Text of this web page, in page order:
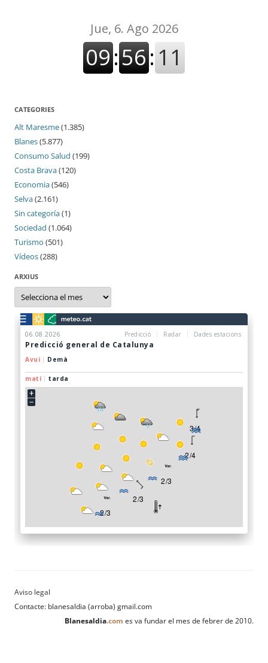
CATEGORIES
Alt Maresme(1.385)
Blanes(5.877)
Consumo Salud (199)
Costa Brava(120)
Economia(546)
Selva(2.161)
Sin categoría(1)
Sociedad (1.064)
Turismo (501)
Vídeos(288)
ARXIUS
Arxius
Contacte: blanesaldia (arroba) gmail.com
Blanesaldia.com es va fundar el mes de febrer de 2010.